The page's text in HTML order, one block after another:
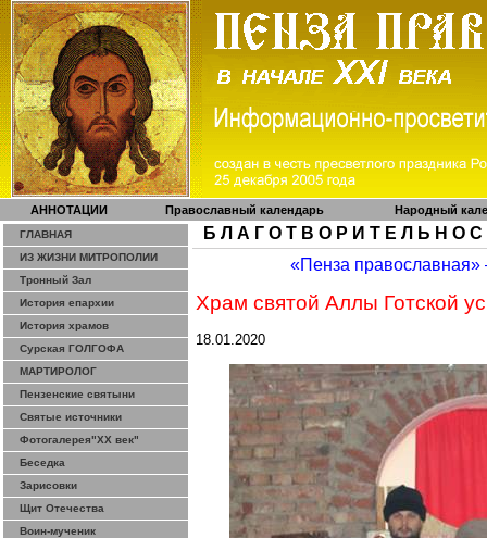
АННОТАЦИИ Православный календарь Народный
ГЛАВНАЯ
ИЗ ЖИЗНИ МИТРОПОЛИИ
Тронный Зал
История епархии
История храмов
Сурская ГОЛГОФА
МАРТИРОЛОГ
Пензенские святыни
Святые источники
Фотогалерея"ХХ век"
Беседка
Зарисовки
Щит Отечества
Воин-мученик
Б Л А Г О Т В О Р И Т Е Л Ь Н О С
«Пенза православная»
Храм святой Аллы Готскои
18.01.2020